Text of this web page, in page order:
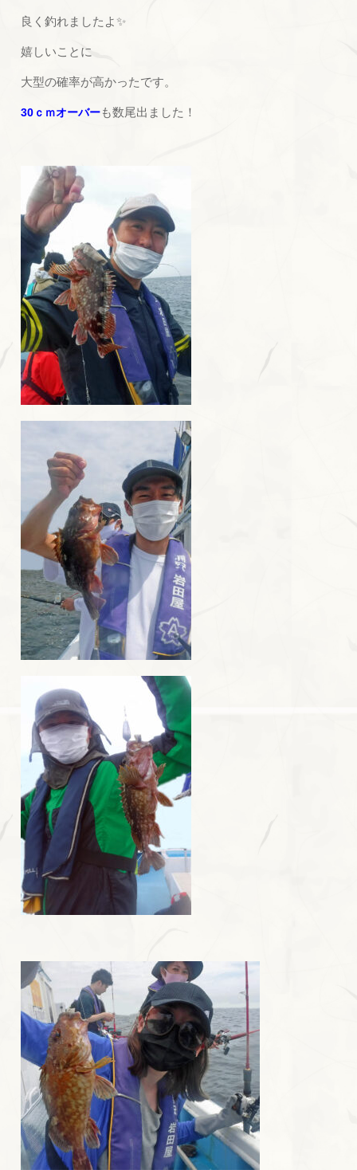
良く釣れましたよ✨
嬉しいことに
大型の確率が高かったです。
30ｃｍオーバーも数尾出ました！